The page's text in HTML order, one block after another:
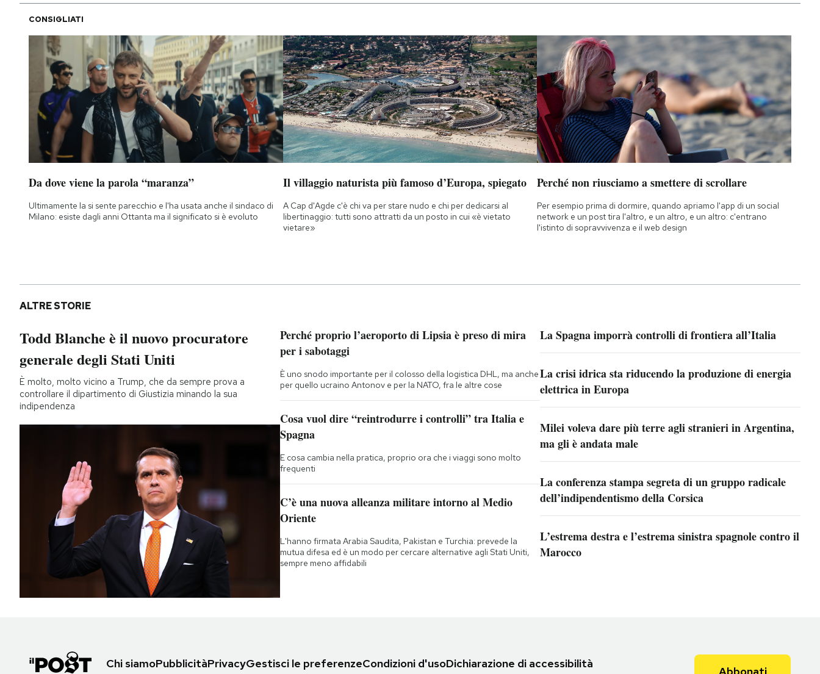
CONSIGLIATI
Da dove viene la parola “maranza”
Ultimamente la si sente parecchio e l'ha usata anche il sindaco di
Milano: esiste dagli anni Ottanta ma il significato si è evoluto
Il villaggio naturista più famoso d’Europa, spiegato
A Cap d'Agde c'è chi va per stare nudo e chi per dedicarsi al
libertinaggio: tutti sono attratti da un posto in cui «è vietato
vietare»
Perché non riusciamo a smettere di scrollare
Per esempio prima di dormire, quando apriamo l'app di un social
network e un post tira l'altro, e un altro, e un altro: c'entrano
l'istinto di sopravvivenza e il web design
ALTRE STORIE
Todd Blanche è il nuovo procuratore
generale degli Stati Uniti
È molto, molto vicino a Trump, che da sempre prova a
controllare il dipartimento di Giustizia minando la sua
indipendenza
Perché proprio l’aeroporto di Lipsia è preso di mira
per i sabotaggi
È uno snodo importante per il colosso della logistica DHL, ma anche
per quello ucraino Antonov e per la NATO, fra le altre cose
Cosa vuol dire “reintrodurre i controlli” tra Italia e
Spagna
E cosa cambia nella pratica, proprio ora che i viaggi sono molto
frequenti
C’è una nuova alleanza militare intorno al Medio
Oriente
L'hanno firmata Arabia Saudita, Pakistan e Turchia: prevede la
mutua difesa ed è un modo per cercare alternative agli Stati Uniti,
sempre meno affidabili
La Spagna imporrà controlli di frontiera all’Italia
La crisi idrica sta riducendo la produzione di energia
elettrica in Europa
Milei voleva dare più terre agli stranieri in Argentina,
ma gli è andata male
La conferenza stampa segreta di un gruppo radicale
dell’indipendentismo della Corsica
L’estrema destra e l’estrema sinistra spagnole contro il
Marocco
Chi siamoPubblicitàPrivacyGestisci le preferenzeCondizioni d'usoDichiarazione di accessibilità
Abbonati